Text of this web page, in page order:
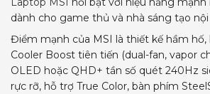
dành cho game thủ và nhà sáng tạo
Điểm mạnh của MSI là thiết kế hầm
Cooler Boost tiên tiến (dual-fan, vapor
OLED hoặc QHD+ tần số quét 240Hz
rực rỡ, hỗ trợ True Color, bàn phím